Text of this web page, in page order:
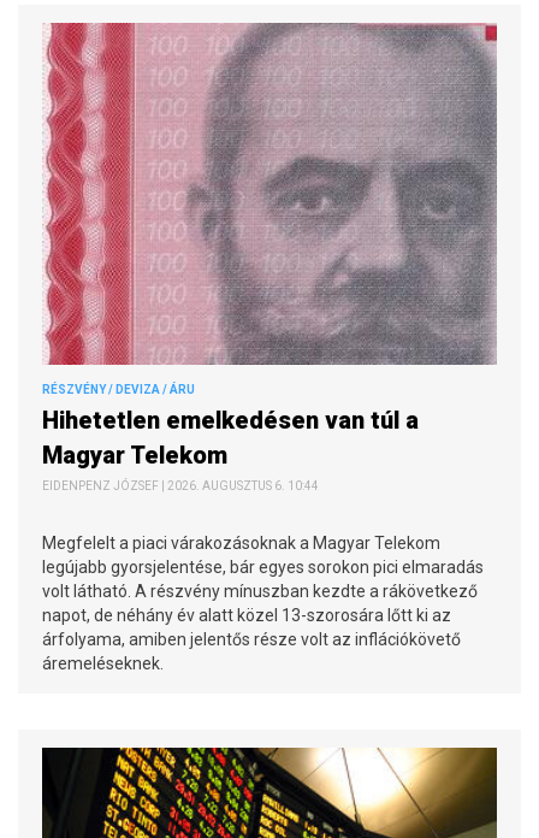
RÉSZVÉNY / DEVIZA / ÁRU
Hihetetlen emelkedésen van túl a
Magyar Telekom
EIDENPENZ JÓZSEF | 2026. AUGUSZTUS 6. 10:44
Megfelelt a piaci várakozásoknak a Magyar Telekom
legújabb gyorsjelentése, bár egyes sorokon pici elmaradás
volt látható. A részvény mínuszban kezdte a rákövetkező
napot, de néhány év alatt közel 13-szorosára lőtt ki az
árfolyama, amiben jelentős része volt az inflációkövető
áremeléseknek.